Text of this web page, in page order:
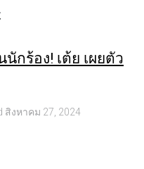
กร้อง! เต้ย เผยตัว
สิงหาคม 27, 2024